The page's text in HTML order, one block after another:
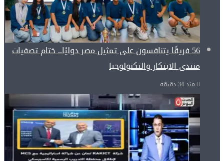
56 فريقًا يتنافسون على تمثيل مصر دوليًا.. ختام تصفيات
منتدى الابتكار والتكنولوجيا
منذ 34 دقيقة